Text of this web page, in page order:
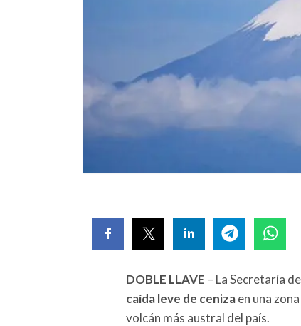
DOBLE LLAVE – La Secretaría
caída leve de cenizaen una
volcán más austral del país.